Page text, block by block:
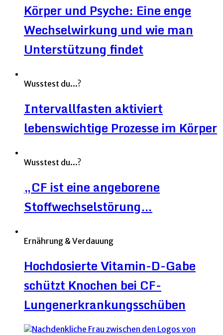
Körper und Psyche: Eine enge
Wechselwirkung und wie man
Unterstützung findet
Wusstest du...?
Intervallfasten aktiviert
lebenswichtige Prozesse im Körper
Wusstest du...?
„CF ist eine angeborene
Stoffwechselstörung…
Ernährung & Verdauung
Hochdosierte Vitamin-D-Gabe
schützt Knochen bei CF-
Lungenerkrankungsschüben